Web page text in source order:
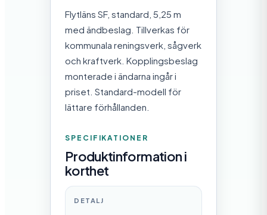
Flytläns SF, standard, 5,25 m
med ändbeslag. Tillverkas för
kommunala reningsverk, sågverk
och kraftverk. Kopplingsbeslag
monterade i ändarna ingår i
priset. Standard-modell för
lättare förhållanden.
SPECIFIKATIONER
Produktinformation i
korthet
DETALJ